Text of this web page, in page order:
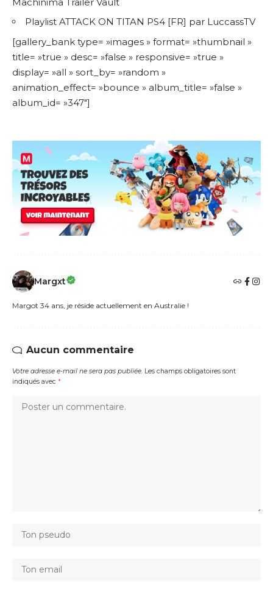
Playlist ATTACK ON TITAN PS4 [FR] par LuccassTV
[gallery_bank type= »images » format= »thumbnail »
title= »true » desc= »false » responsive= »true »
display= »all » sort_by= »random »
animation_effect= »bounce » album_title= »false »
album_id= »347″]
Margxt
Margot 34 ans, je réside actuellement en Australie !
Aucun commentaire
Votre adresse e-mail ne sera pas publiée. Les champs obligatoires sont
indiqués avec *